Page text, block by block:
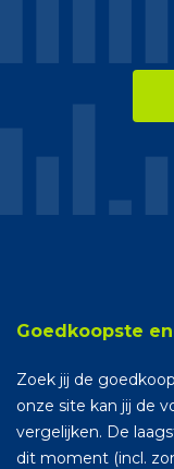
Goedkoopste
Zoek jij de
onze site kan jij de
vergelijken. De
dit moment (incl.